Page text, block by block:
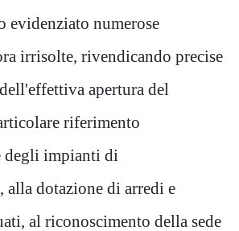
evidenziato numerose
irrisolte, rivendicando precise
apertura del
riferimento
degli impianti di
alla dotazione di arredi e
al riconoscimento della sede